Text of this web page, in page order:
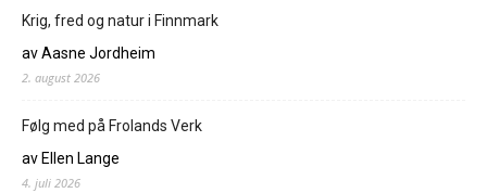
Krig, fred og natur i Finnmark
av Aasne Jordheim
2. august 2026
Følg med på Frolands Verk
av Ellen Lange
4. juli 2026